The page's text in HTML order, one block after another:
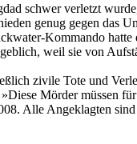
schwer verletzt
genug gegen das
Kommando
weil sie von
zivile Tote und
Mörder müssen
Alle Angeklagten